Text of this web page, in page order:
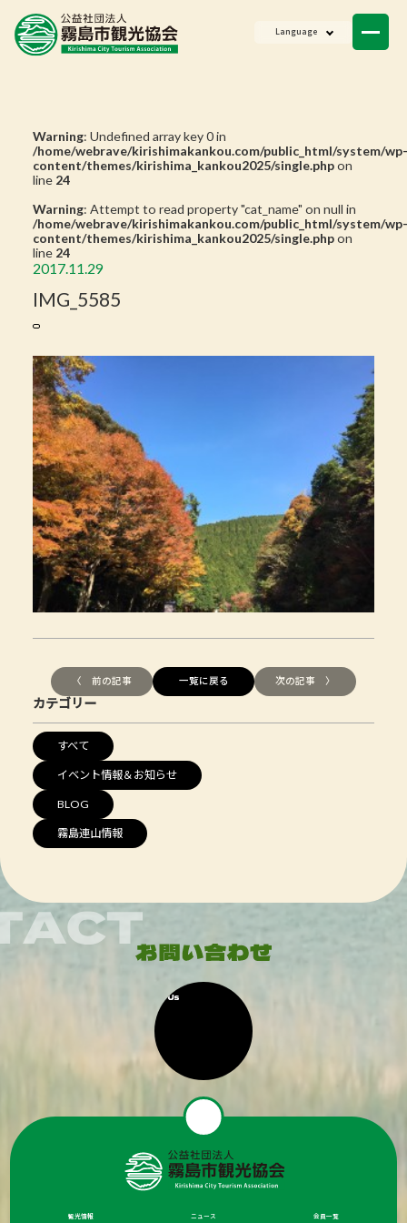
Language
Warning: Undefined array key 0 in
/home/webrave/kirishimakankou.com/public_html/system/wp-
content/themes/kirishima_kankou2025/single.phpon
line 24
Warning: Attempt to read property "cat_name" on null in
/home/webrave/kirishimakankou.com/public_html/system/wp-
content/themes/kirishima_kankou2025/single.phpon
line 24
2017.11.29
IMG_5585
〈 前の記事 一覧に戻る 次の記事 〉
カテゴリー
すべて
イベント情報＆お知らせ
BLOG
霧島連山情報
観光情報 ニュース 会員一覧